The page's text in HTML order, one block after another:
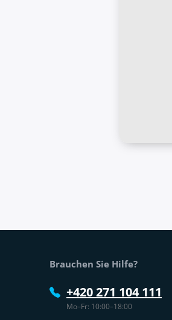
Brauchen Sie Hilfe?
+420 271 104 111
Mo–Fr: 10:00–18:00